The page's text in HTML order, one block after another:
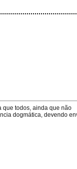
que todos, ainda que não
dogmática, devendo